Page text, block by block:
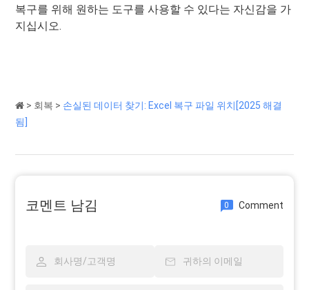
복구를 위해 원하는 도구를 사용할 수 있다는 자신감을 가
지십시오.
> 회복 > 손실된 데이터 찾기: Excel 복구 파일 위치[2025 해결
됨]
코멘트 남김 0 Comment